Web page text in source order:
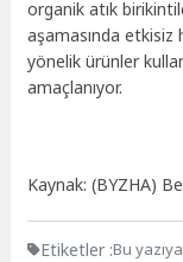
organik atık
aşamasında etkisiz
yönelik ürünler
amaçlanıyor.
Kaynak: (BYZHA)
Etiketler :Bu